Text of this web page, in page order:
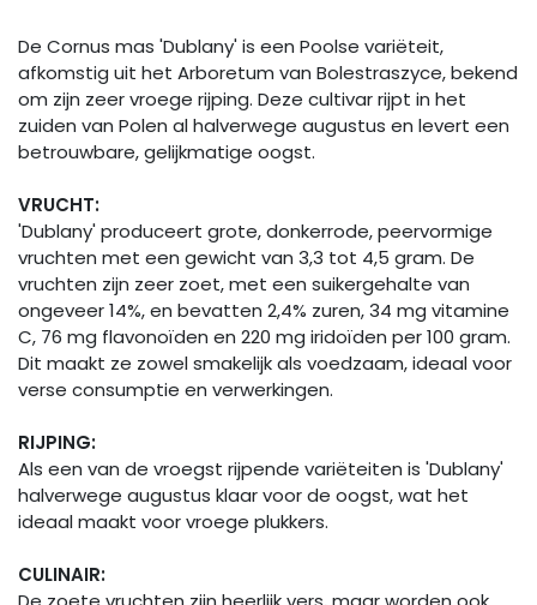
De Cornus mas 'Dublany' is een Poolse variëteit,
afkomstig uit het Arboretum van Bolestraszyce, bekend
om zijn zeer vroege rijping. Deze cultivar rijpt in het
zuiden van Polen al halverwege augustus en levert een
betrouwbare, gelijkmatige oogst.
VRUCHT:
'Dublany' produceert grote, donkerrode, peervormige
vruchten met een gewicht van 3,3 tot 4,5 gram. De
vruchten zijn zeer zoet, met een suikergehalte van
ongeveer 14%, en bevatten 2,4% zuren, 34 mg vitamine
C, 76 mg flavonoïden en 220 mg iridoïden per 100 gram.
Dit maakt ze zowel smakelijk als voedzaam, ideaal voor
verse consumptie en verwerkingen.
RIJPING:
Als een van de vroegst rijpende variëteiten is 'Dublany'
halverwege augustus klaar voor de oogst, wat het
ideaal maakt voor vroege plukkers.
CULINAIR: